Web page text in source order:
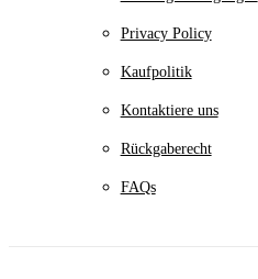
Privacy Policy
Kaufpolitik
Kontaktiere uns
Rückgaberecht
FAQs